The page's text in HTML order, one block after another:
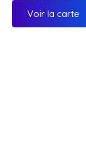
Voir la carte